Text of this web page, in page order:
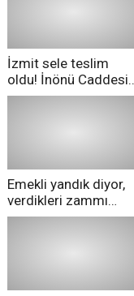
İzmit sele teslim
oldu! İnönü Caddesi
göle döndü!
Emekli yandık diyor,
verdikleri zammı
pazarda geri aldılar!